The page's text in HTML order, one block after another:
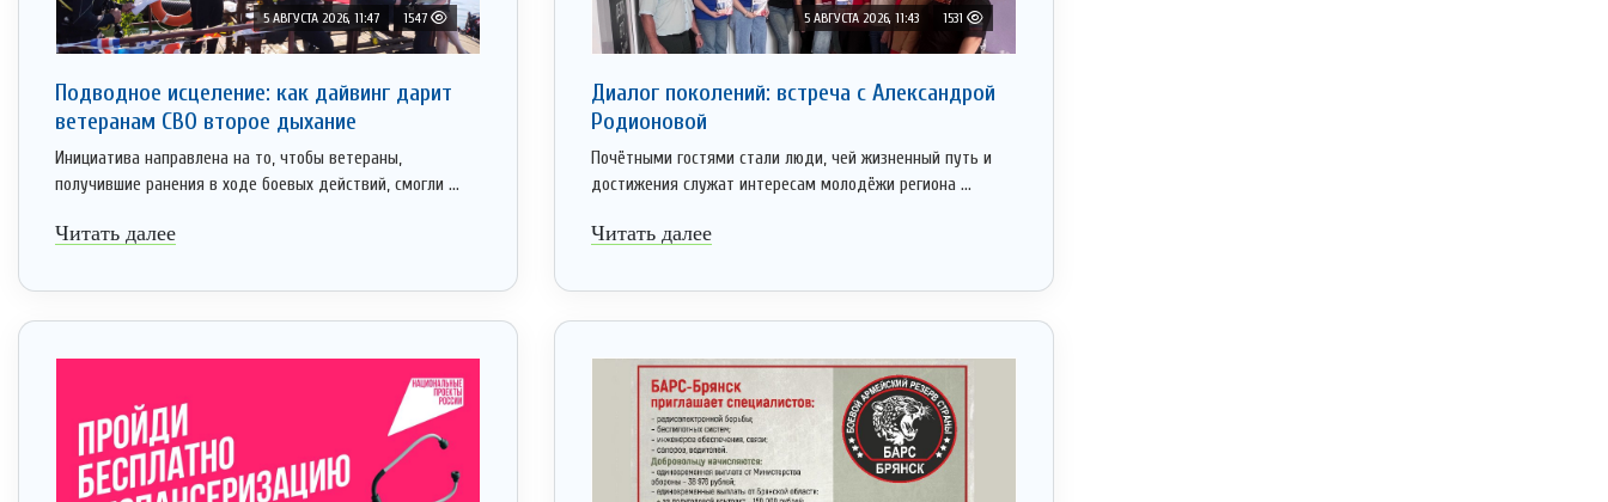
5 АВГУСТА 2026, 11:47 1547
Подводное исцеление: как дайвинг дарит
ветеранам СВО второе дыхание
Инициатива направлена на то, чтобы ветераны,
получившие ранения в ходе боевых действий, смогли ...
Читать далее
5 АВГУСТА 2026, 11:43 1531
Диалог поколений: встреча с Александрой
Родионовой
Почётными гостями стали люди, чей жизненный путь и
достижения служат интересам молодёжи региона ...
Читать далее